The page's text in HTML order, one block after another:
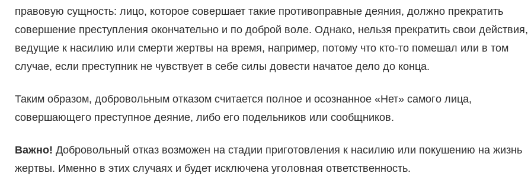
правовую сущность: лицо, которое совершает такие противоправные деяния, должно прекратить
совершение преступления окончательно и по доброй воле. Однако, нельзя прекратить свои действия,
ведущие к насилию или смерти жертвы на время, например, потому что кто-то помешал или в том
случае, если преступник не чувствует в себе силы довести начатое дело до конца.
Таким образом, добровольным отказом считается полное и осознанное «Нет» самого лица,
совершающего преступное деяние, либо его подельников или сообщников.
Важно! Добровольный отказ возможен на стадии приготовления к насилию или покушению на жизнь
жертвы. Именно в этих случаях и будет исключена уголовная ответственность.